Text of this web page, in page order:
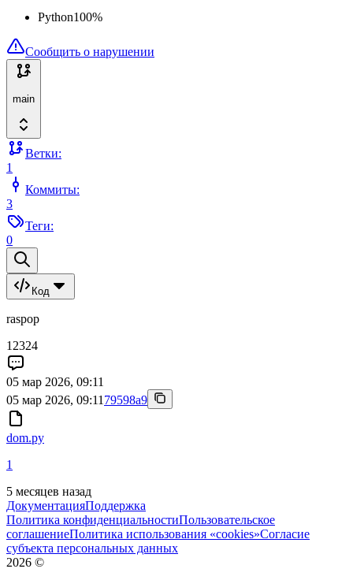
Python100%
Сообщить о нарушении
main
Ветки:
1
Коммиты:
3
Теги:
0
Код
raspop
12324
05 мар 2026, 09:11
05 мар 2026, 09:11 79598a9
dom.py
1
5 месяцев назад
ДокументацияПоддержка
Политика конфиденциальностиПользовательское
соглашениеПолитика использования «cookies»Согласие
субъекта персональных данных
2026 ©